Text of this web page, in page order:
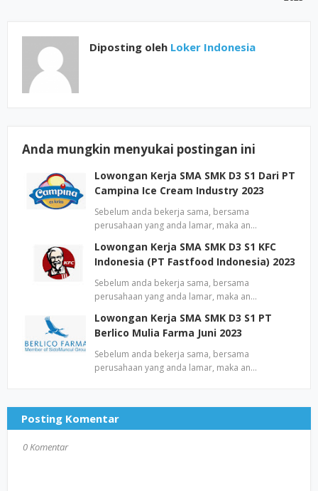
Diposting oleh Loker Indonesia
Anda mungkin menyukai postingan ini
Lowongan Kerja SMA SMK D3 S1 Dari PT
Campina Ice Cream Industry 2023
Sebelum anda bekerja sama, bersama
perusahaan yang anda lamar, maka an…
Lowongan Kerja SMA SMK D3 S1 KFC
Indonesia (PT Fastfood Indonesia) 2023
Sebelum anda bekerja sama, bersama
perusahaan yang anda lamar, maka an…
Lowongan Kerja SMA SMK D3 S1 PT
Berlico Mulia Farma Juni 2023
Sebelum anda bekerja sama, bersama
perusahaan yang anda lamar, maka an…
Posting Komentar
0 Komentar